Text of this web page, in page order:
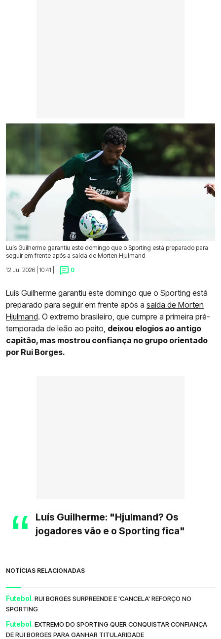
Luís Guilherme garantiu este domingo que o Sporting está preparado para
seguir em frente após a saída de Morten Hjulmand
12 Jul 2026 | 10:41 |
0
Luís Guilherme garantiu este domingo que o Sporting está
preparado para seguir em frente após a saída de Morten
Hjulmand. O extremo brasileiro, que cumpre a primeira pré-
temporada de leão ao peito, deixou elogios ao antigo
capitão, mas mostrou confiança no grupo orientado
por Rui Borges.
Luís Guilherme: "Hjulmand? Os
jogadores vão e o Sporting fica"
NOTÍCIAS RELACIONADAS
Futebol. RUI BORGES SURPREENDE E 'CANCELA' REFORÇO NO
SPORTING
Futebol. EXTREMO DO SPORTING QUER CONQUISTAR CONFIANÇA
DE RUI BORGES PARA GANHAR TITULARIDADE